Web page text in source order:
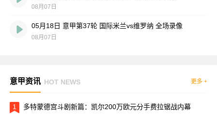
08月07日
05月18日 意甲第37轮 国际米兰vs维罗纳 全场录像
08月07日
意甲资讯 HOT NEWS 更多 +
1 多特蒙德宫斗剧新篇：凯尔200万欧元分手费拉锯战内幕